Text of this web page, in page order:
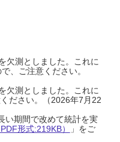
欠測としました。これに
、ご注意ください。
欠測としました。これに
ださい。（2026年7月22
い期間で改めて統計を実
形式:219KB）
」をご